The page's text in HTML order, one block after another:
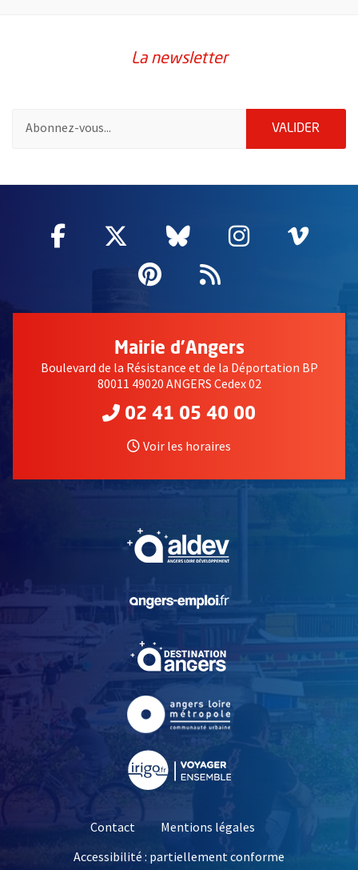
La newsletter
VALIDER
Facebook
, Ouvre une nouvelle fenêtre
Twitter
, Ouvre une nouvelle
Bluesky
, Ouvre une
Instagram
, Ouvre
,
Pinterest
, Ouvre une
Flux RSS
Mairie d'Angers
Boulevard de la Résistance et de la Déportation BP
80011 49020 ANGERS Cedex 02
02 41 05 40 00
Voir les horaires
, Ouvre une nouvelle
, Ouvre une nouvelle
Contact
Mentions légales
Accessibilité : partiellement conforme